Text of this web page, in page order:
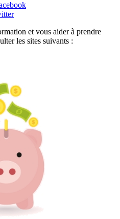
et vous aider à prendre
les sites suivants :